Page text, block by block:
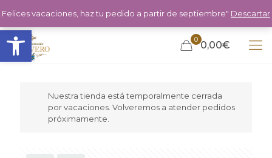
Abrir barra de herramientas 0 0,00€
Nuestra tienda está temporalmente cerrada
por vacaciones. Volveremos a atender pedidos
próximamente.
Felices vacaciones, haz tu pedido a partir de septiembre" Descartar